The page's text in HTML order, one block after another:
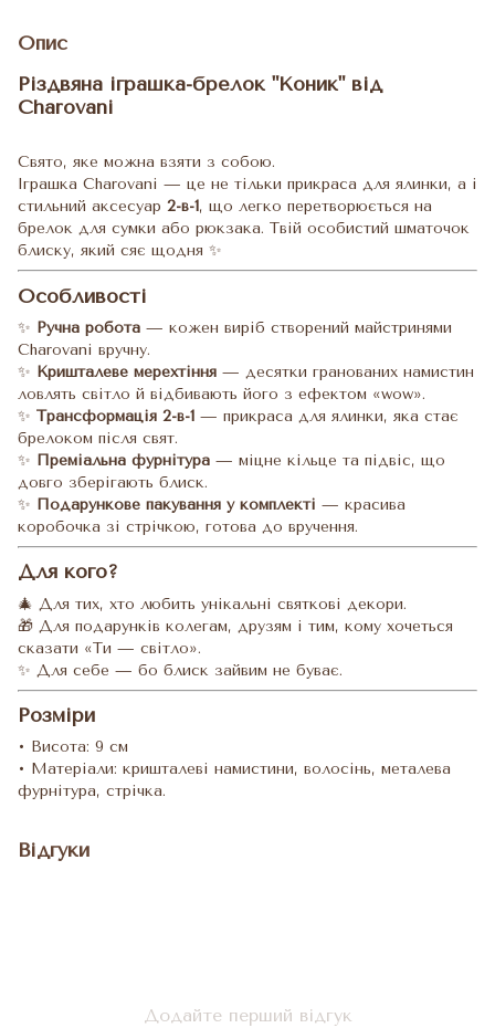
Опис
Різдвяна іграшка-брелок "Коник" від
Charovani
Свято, яке можна взяти з собою.
Іграшка Charovani — це не тільки прикраса для ялинки, а і
стильний аксесуар 2-в-1, що легко перетворюється на
брелок для сумки або рюкзака. Твій особистий шматочок
блиску, який сяє щодня ✨
Особливості
✨ Ручна робота — кожен виріб створений майстринями
Charovani вручну.
✨ Кришталеве мерехтіння — десятки гранованих намистин
ловлять світло й відбивають його з ефектом «wow».
✨ Трансформація 2-в-1 — прикраса для ялинки, яка стає
брелоком після свят.
✨ Преміальна фурнітура — міцне кільце та підвіс, що
довго зберігають блиск.
✨ Подарункове пакування у комплекті — красива
коробочка зі стрічкою, готова до вручення.
Для кого?
🎄 Для тих, хто любить унікальні святкові декори.
🎁 Для подарунків колегам, друзям і тим, кому хочеться
сказати «Ти — світло».
✨ Для себе — бо блиск зайвим не буває.
Розміри
• Висота: 9 см
• Матеріали: кришталеві намистини, волосінь, металева
фурнітура, стрічка.
Відгуки
Додайте перший відгук